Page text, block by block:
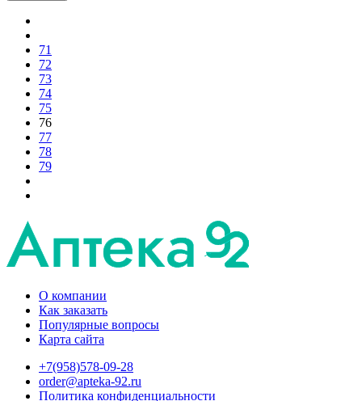
71
72
73
74
75
76
77
78
79
О компании
Как заказать
Популярные вопросы
Карта сайта
+7(958)578-09-28
order@apteka-92.ru
Политика конфиденциальности